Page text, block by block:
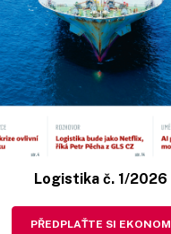
Logistika č. 1/2026
PŘEDPLAŤTE SI EKONOM